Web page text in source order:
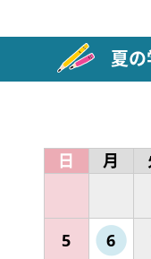
夏
日 月
5 6